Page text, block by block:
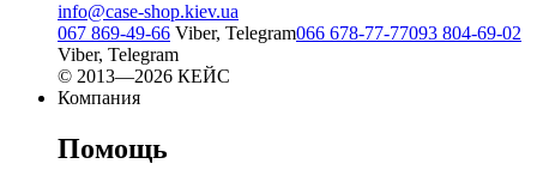
info@case-shop.kiev.ua
067 869-49-66 Viber, Telegram066 678-77-77093 804-69-02
Viber, Telegram
© 2013—2026 КЕЙС
Компания
Помощь